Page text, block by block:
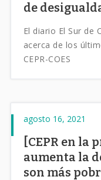
de
El diario El Sur de
acerca de los
CEPR-COES
agosto 16, 2021
[CEPR en la
aumenta la
son más